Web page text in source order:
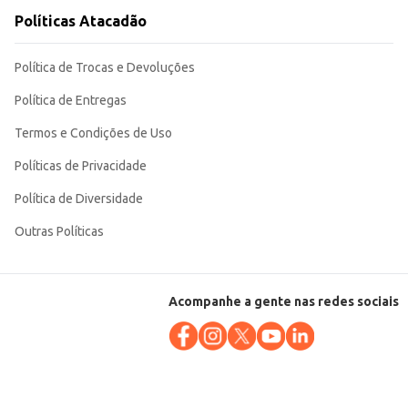
Políticas Atacadão
Política de Trocas e Devoluções
Política de Entregas
Termos e Condições de Uso
Políticas de Privacidade
Política de Diversidade
Outras Políticas
Acompanhe a gente nas redes sociais